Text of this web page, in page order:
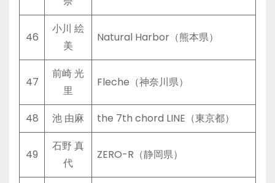
46
小川 絵
美
Natural Harbor（熊本県）
47
前崎 光
里
Fleche（神奈川県）
48 池 由麻 the 7th chord LINE（東京都）
49
石野 真
代
ZERO-R（静岡県）